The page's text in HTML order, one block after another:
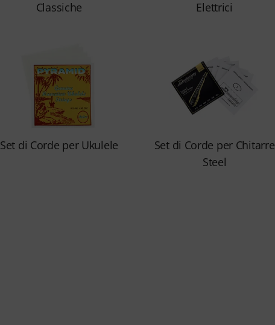
Classiche
Elettrici
Set di Corde per Ukulele
Set di Corde per Chitarre
Steel